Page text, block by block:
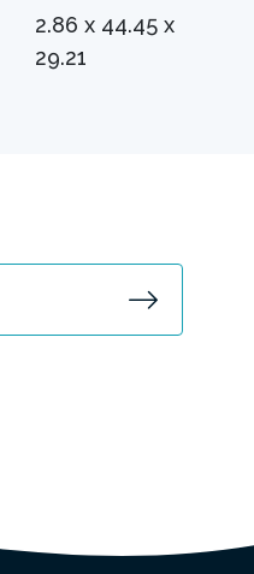
2.86 x 44.45 x
29.21